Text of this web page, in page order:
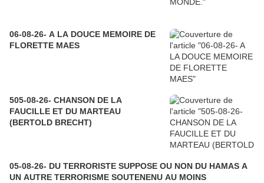
06-08-26- A LA DOUCE MEMOIRE DE
FLORETTE MAES
505-08-26- CHANSON DE LA
FAUCILLE ET DU MARTEAU
(BERTOLD BRECHT)
05-08-26- DU TERRORISTE SUPPOSE OU NON DU HAMAS A
UN AUTRE TERRORISME SOUTENENU AU MOINS